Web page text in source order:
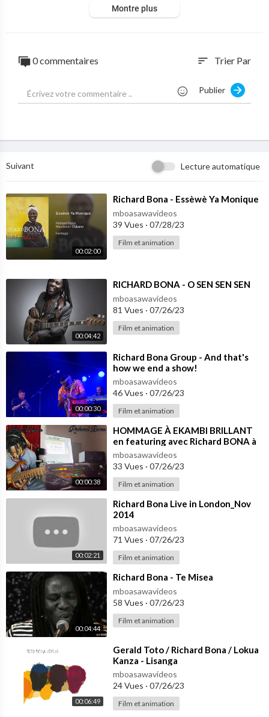
Montre plus
0 commentaires sort Trier Par
Publier
Suivant Lecture automatique
00:02:00
⁣Richard Bona - Essèwè Ya Monique
mboasawavideos
39 Vues · 07/28/23
Film et animation
00:04:42
⁣RICHARD BONA - O SEN SEN SEN
mboasawavideos
81 Vues · 07/26/23
Film et animation
00:00:30
⁣Richard Bona Group - And that's
how we end a show!
mboasawavideos
46 Vues · 07/26/23
Film et animation
00:00:38
⁣HOMMAGE À EKAMBI BRILLANT
en featuring avec Richard BONA à
la voix et à la prod.. Rest in peace ❤️
mboasawavideos
33 Vues · 07/26/23
Film et animation
00:02:21
⁣Richard Bona Live in London_Nov
2014
mboasawavideos
71 Vues · 07/26/23
Film et animation
00:04:44
⁣Richard Bona - Te Misea
mboasawavideos
58 Vues · 07/26/23
Film et animation
00:06:49
⁣Gerald Toto / Richard Bona / Lokua
Kanza - Lisanga
mboasawavideos
24 Vues · 07/26/23
Film et animation